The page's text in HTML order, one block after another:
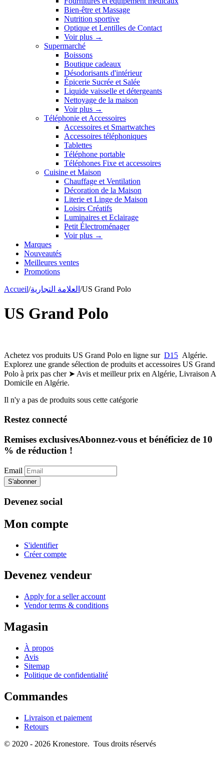
Bien-être et Massage
Nutrition sportive
Optique et Lentilles de Contact
Voir plus →
Supermarché
Boissons
Boutique cadeaux
Désodorisants d'intérieur
Épicerie Sucrée et Salée
Liquide vaisselle et détergeants
Nettoyage de la maison
Voir plus →
Téléphonie et Accessoires
Accessoires et Smartwatches
Accessoires téléphoniques
Tablettes
Téléphone portable
Téléphones Fixe et accessoires
Cuisine et Maison
Chauffage et Ventilation
Décoration de la Maison
Literie et Linge de Maison
Loisirs Créatifs
Luminaires et Eclairage
Petit Électroménager
Voir plus →
Marques
Nouveautés
Meilleures ventes
Promotions
Accueil/العلامة التجارية /US Grand Polo
US Grand Polo
Achetez vos produits US Grand Polo en ligne sur D15 Algérie.
Explorez une grande sélection de produits et accessoires US Grand
Polo à prix pas cher ➤ Avis et meilleur prix en Algérie, Livraison A
Domicile en Algérie.
Il n'y a pas de produits sous cette catégorie
Restez connecté
Remises exclusivesAbonnez-vous et bénéficiez de 10
% de réduction !
Email
S'abonner
Devenez social
Mon compte
S'identifier
Créer compte
Devenez vendeur
Apply for a seller account
Vendor terms & conditions
Magasin
À propos
Avis
Sitemap
Politique de confidentialité
Commandes
Livraison et paiement
Retours
© 2020 - 2026 Kronestore. Tous droits réservés